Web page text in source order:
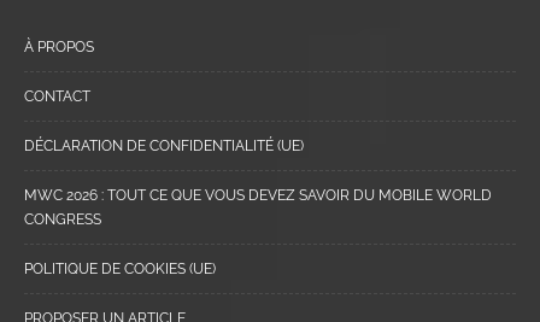
À PROPOS
CONTACT
DÉCLARATION DE CONFIDENTIALITÉ (UE)
MWC 2026 : TOUT CE QUE VOUS DEVEZ SAVOIR DU MOBILE WORLD
CONGRESS
POLITIQUE DE COOKIES (UE)
PROPOSER UN ARTICLE